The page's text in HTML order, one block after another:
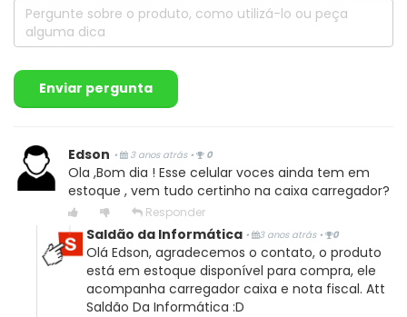
Enviar pergunta
Edson • 3 anos atrás • 0
Ola ,Bom dia ! Esse celular voces ainda tem em
estoque , vem tudo certinho na caixa carregador?
Responder
Saldão da Informática • 3 anos atrás • 0
Olá Edson, agradecemos o contato, o produto
está em estoque disponível para compra, ele
acompanha carregador caixa e nota fiscal. Att
Saldão Da Informática :D